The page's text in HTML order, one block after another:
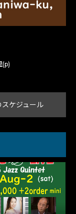
(p)
スケジュール